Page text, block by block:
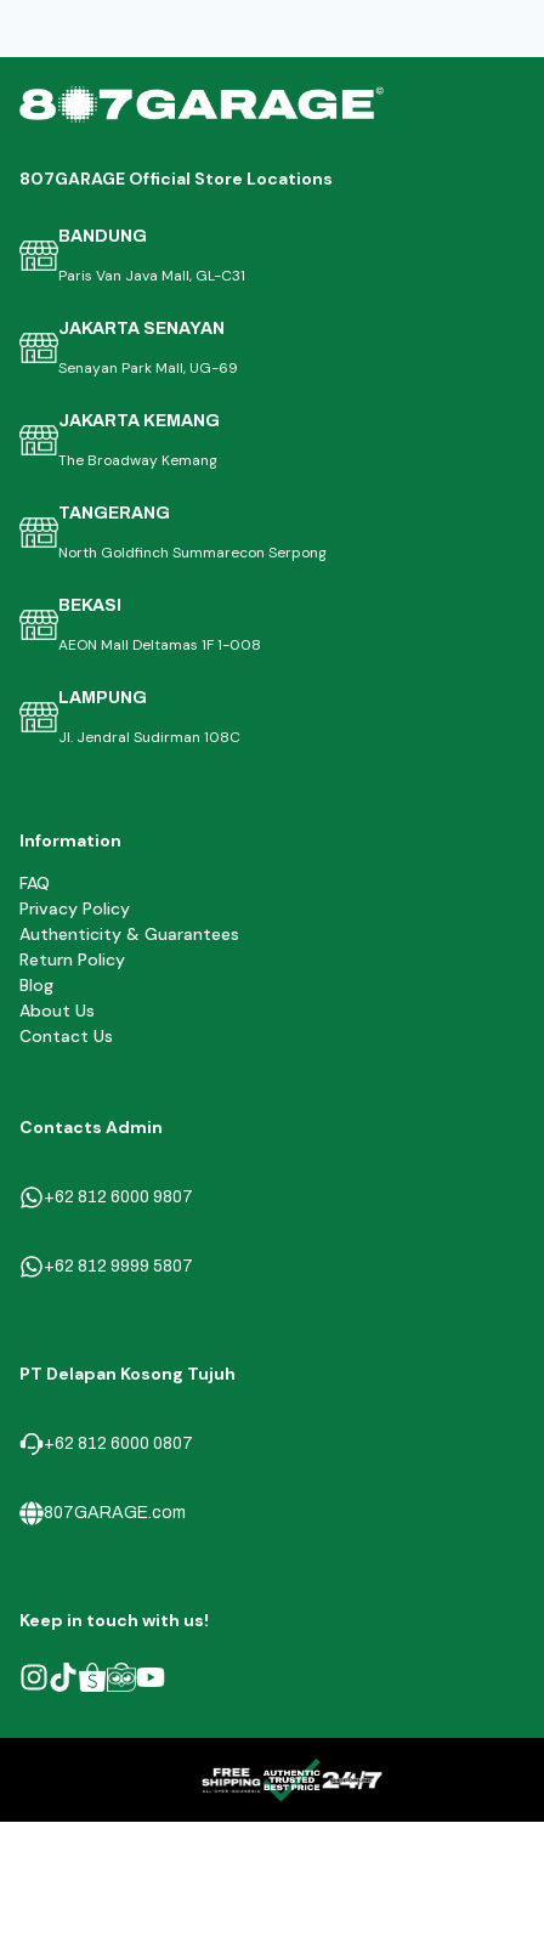
807GARAGE Official Store Locations
BANDUNG
Paris Van Java Mall, GL-C31
JAKARTA SENAYAN
Senayan Park Mall, UG-69
JAKARTA KEMANG
The Broadway Kemang
TANGERANG
North Goldfinch Summarecon Serpong
BEKASI
AEON Mall Deltamas 1F 1-008
LAMPUNG
Jl. Jendral Sudirman 108C
Information
FAQ
Privacy Policy
Authenticity & Guarantees
Return Policy
Blog
About Us
Contact Us
Contacts Admin
+62 812 6000 9807
+62 812 9999 5807
PT Delapan Kosong Tujuh
+62 812 6000 0807
807GARAGE.com
Keep in touch with us!